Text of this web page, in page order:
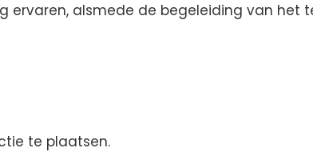
ervaren, alsmede de begeleiding van het
te plaatsen.